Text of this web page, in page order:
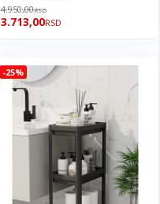
4.950,00RSD
3.713,00RSD
-25%